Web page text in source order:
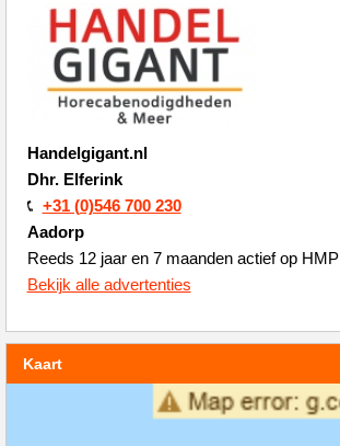
Handelgigant.nl
Dhr. Elferink
+31 (0)546 700 230
Aadorp
Reeds 12 jaar en 7 maanden actief op HMP
Bekijk alle advertenties
Kaart